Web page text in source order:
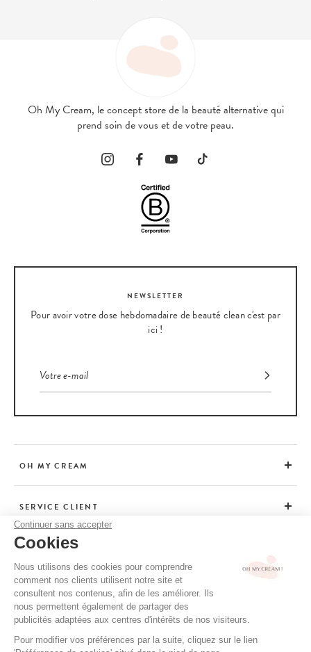
Continuer sans accepter
Cookies
Nous utilisons des cookies pour comprendre
comment nos clients utilisent notre site et
consultent nos contenus, afin de les améliorer. Ils
nous permettent également de partager des
publicités adaptées aux centres d'intérêts de nos visiteurs.
Pour modifier vos préférences par la suite, cliquez sur le lien
Oh My Cream, le concept store de la beauté alternative qui
prend soin de vous et de votre peau.
NEWSLETTER
Pour avoir votre dose hebdomadaire de beauté clean c'est par
ici !
OH MY CREAM
SERVICE CLIENT
CONSEILS
CGV / CGU
MENTIONS LÉGALES
POLITIQUE DE CONFIDENTIALITÉ